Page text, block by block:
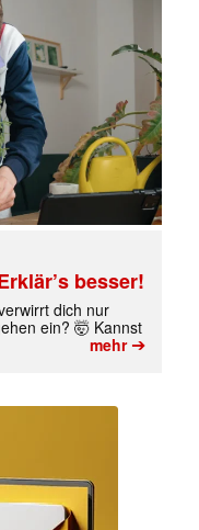
besser!
dich nur
ein? 🤯 Kannst
mehr➔